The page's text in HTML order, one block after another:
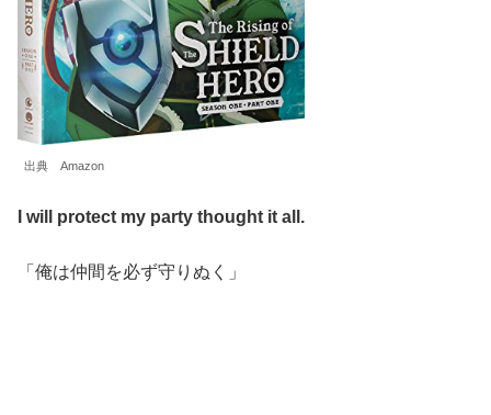
出典 Amazon
I will protect my party thought it all.
「俺は仲間を必ず守りぬく」